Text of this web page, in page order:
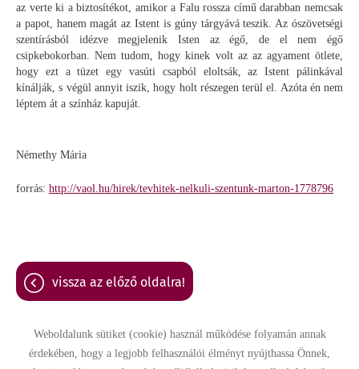
az verte ki a biztosítékot, amikor a Falu rossza című darabban nemcsak
a papot, hanem magát az Istent is gúny tárgyává teszik. Az ószövetségi
szentírásból idézve megjelenik Isten az égő, de el nem égő
csipkebokorban. Nem tudom, hogy kinek volt az az agyament ötlete,
hogy ezt a tüzet egy vasúti csapból eloltsák, az Istent pálinkával
kínálják, s végül annyit iszik, hogy holt részegen terül el. Azóta én nem
léptem át a színház kapuját.
Némethy Mária
forrás: http://vaol.hu/hirek/tevhitek-nelkuli-szentunk-marton-1778796
vissza az előző oldalra!
Weboldalunk sütiket (cookie) használ működése folyamán annak
érdekében, hogy a legjobb felhasználói élményt nyújthassa Önnek,